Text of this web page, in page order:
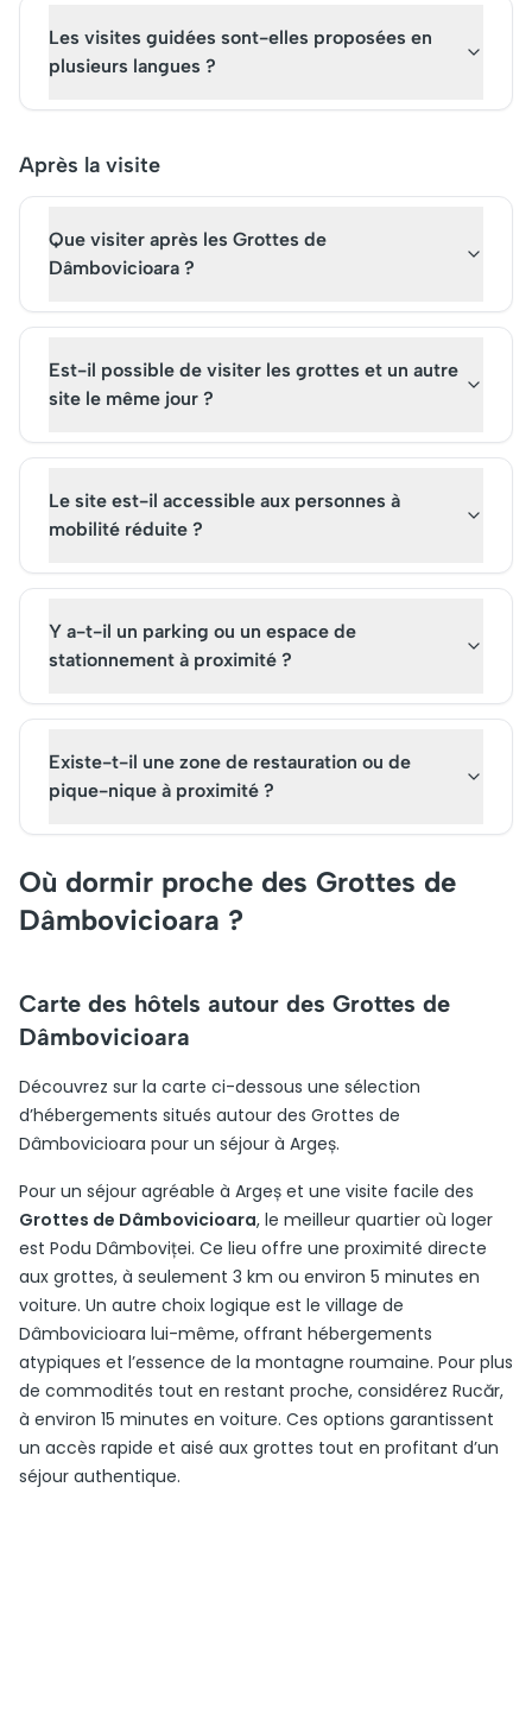
Les visites guidées sont-elles proposées en
plusieurs langues ?
Après la visite
Que visiter après les Grottes de
Dâmbovicioara ?
Est-il possible de visiter les grottes et un autre
site le même jour ?
Le site est-il accessible aux personnes à
mobilité réduite ?
Y a-t-il un parking ou un espace de
stationnement à proximité ?
Existe-t-il une zone de restauration ou de
pique-nique à proximité ?
Où dormir proche des Grottes de
Dâmbovicioara ?
Carte des hôtels autour des Grottes de
Dâmbovicioara
Découvrez sur la carte ci-dessous une sélection
d’hébergements situés autour des Grottes de
Dâmbovicioara pour un séjour à Argeș.
Pour un séjour agréable à Argeș et une visite facile des
Grottes de Dâmbovicioara, le meilleur quartier où loger
est Podu Dâmboviței. Ce lieu offre une proximité directe
aux grottes, à seulement 3 km ou environ 5 minutes en
voiture. Un autre choix logique est le village de
Dâmbovicioara lui-même, offrant hébergements
atypiques et l’essence de la montagne roumaine. Pour plus
de commodités tout en restant proche, considérez Rucăr,
à environ 15 minutes en voiture. Ces options garantissent
un accès rapide et aisé aux grottes tout en profitant d’un
séjour authentique.